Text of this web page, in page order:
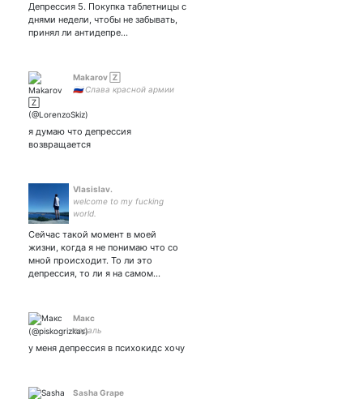
Депрессия 5. Покупка таблетницы с
днями недели, чтобы не забывать,
принял ли антидепре…
Makarov 🅉
🇷🇺 Слава красной армии
я думаю что депрессия
возвращается
Vlasislav.
welcome to my fucking
world.
Сейчас такой момент в моей
жизни, когда я не понимаю что со
мной происходит. То ли это
депрессия, то ли я на самом…
Maкс
падаль
у меня депрессия в психокидс хочу
Sasha Grape